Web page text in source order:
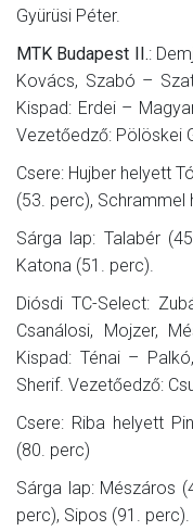
Gyürüsi Péter.
MTK Budapest II.:
Kovács, Szabó –
Kispad: Erdei –
Vezetőedző: Pölöskei
Csere: Hujber helyett
(53. perc), Schrammel
Sárga lap: Talabér
Katona (51. perc).
Diósdi TC-Select:
Csanálosi, Mojzer,
Kispad: Ténai –
Sherif. Vezetőedző:
Csere: Riba helyett
(80. perc)
Sárga lap: Mészáros
perc), Sipos (91. perc).